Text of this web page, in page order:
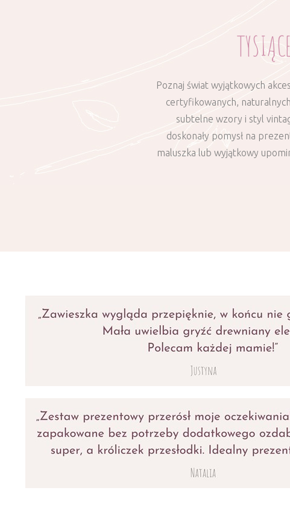
Poznaj świat wyjątkowych
certyfikowanych,
subtelne wzory i styl
doskonały pomysł na
maluszka lub wyjątkowy